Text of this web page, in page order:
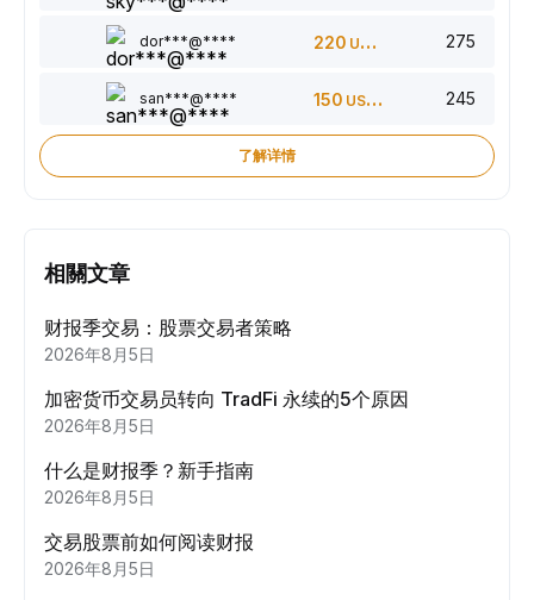
dor***@**** 220 USDT 275
san***@**** 150 USDT 245
了解详情
相關文章
财报季交易：股票交易者策略
2026年8月5日
加密货币交易员转向 TradFi 永续的5个原因
2026年8月5日
什么是财报季？新手指南
2026年8月5日
交易股票前如何阅读财报
2026年8月5日